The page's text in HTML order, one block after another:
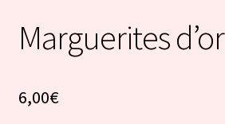
Marguerites d’or
6,00€